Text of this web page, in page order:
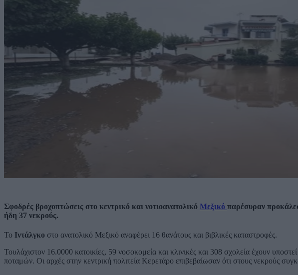
Σφοδρές βροχοπτώσεις στο κεντρικό και νοτιοανατολικό Μεξικό παρέσυραν
ήδη 37 νεκρούς.
Το Ιντάλγκο στο ανατολικό Μεξικό αναφέρει 16 θανάτους και βιβλικές καταστροφές.
Τουλάχιστον 16.0000 κατοικίες, 59 νοσοκομεία και κλινικές και 308 σχολεία έχουν
ποταμών. Οι αρχές στην κεντρική πολιτεία Κερετάρο επιβεβαίωσαν ότι στους νεκρούς